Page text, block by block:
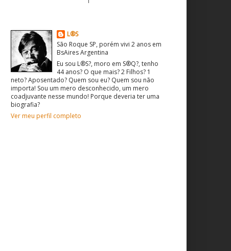
L®S
São Roque SP, porém vivi 2 anos em
BsAires Argentina
Eu sou L®S?, moro em S®Q?, tenho
44 anos? O que mais? 2 Filhos? 1
neto? Aposentado? Quem sou eu? Quem sou não
importa! Sou um mero desconhecido, um mero
coadjuvante nesse mundo! Porque deveria ter uma
biografia?
Ver meu perfil completo